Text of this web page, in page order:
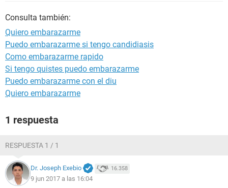
Consulta también:
Quiero embarazarme
Puedo embarazarme si tengo candidiasis
Como embarazarme rapido
Si tengo quistes puedo embarazarme
Puedo embarazarme con el diu
Quiero embarazarme
1 respuesta
RESPUESTA 1 / 1
Dr. Joseph Exebio 16.358
9 jun 2017 a las 16:04